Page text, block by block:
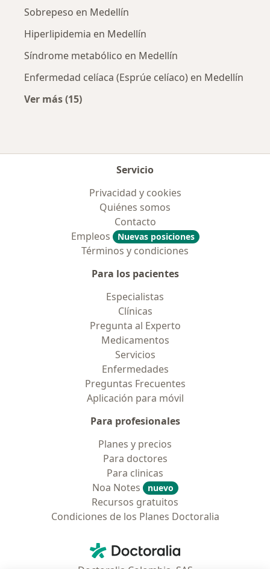
Sobrepeso en Medellín
Hiperlipidemia en Medellín
Síndrome metabólico en Medellín
Enfermedad celíaca (Esprúe celíaco) en Medellín
Ver más (15)
Servicio
Privacidad y cookies
Quiénes somos
Contacto
Empleos
Nuevas posiciones
Términos y condiciones
Para los pacientes
Especialistas
Clínicas
Pregunta al Experto
Medicamentos
Servicios
Enfermedades
Preguntas Frecuentes
Aplicación para móvil
Para profesionales
Planes y precios
Para doctores
Para clinicas
Noa Notes
nuevo
Recursos gratuitos
Condiciones de los Planes Doctoralia
Doctoralia - Página de inicio